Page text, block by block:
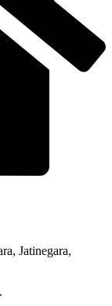
Jatinegara,